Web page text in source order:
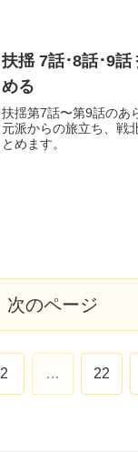
扶揺 7話･8話･9
める
扶揺第7話〜第9話のあ
元派からの旅立ち、戦
とめます。
次のページ
2 … 22